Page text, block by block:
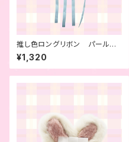
推し色ロングリボン パールブ
ルー 2本セット
¥1,320